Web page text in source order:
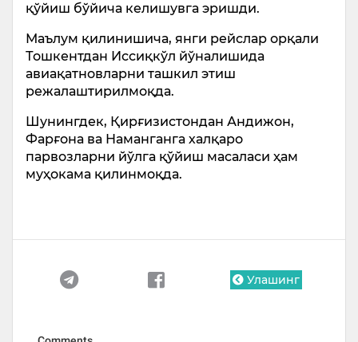
қўйиш бўйича келишувга эришди.
Маълум қилинишича, янги рейслар орқали
Тошкентдан Иссиқкўл йўналишида
авиақатновларни ташкил этиш
режалаштирилмоқда.
Шунингдек, Қирғизистондан Андижон,
Фарғона ва Наманганга халқаро
парвозларни йўлга қўйиш масаласи ҳам
муҳокама қилинмоқда.
Улашинг